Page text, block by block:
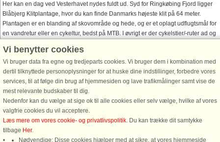
Her kan en dag ved Vesterhavet nydes fuldt ud. Syd for Ringkøbing Fjord ligger
Blåbjerg Klitplantage, hvor du kan finde Danmarks højeste klit på 64 meter.
Plantagen er en blanding af skovområde og hede, og er et oplagt udflugtsmål for
en vandretur eller en cykeltur, bedst på MTB. I øvrigt er der cykelstier/-ruter ad og
skinnecyklerne på den nedlagte jernbane.
Se ogsåSommerhuse ved Vesterhavet
Spørgsmål og svar omkring Ringkøbing Fjord
Vi har samlet nogle af de spørgsmål, som vi ofte modtager fra vores gæster.
Hvor mange sommerhuse har DanCenter ved Ringkøbing
Fjord?
Vi benytter cookies
Vi bruger data fra egne og tredjeparts cookies. Vi bruger dem i kombination med
dertil tilknyttede personoplysninger for at huske dine indstillinger, forbedre vores
services, til at følge din brug af hjemmesiden og lave trafikmålinger samt vise de
mest relevante budskaber til dig.
Nedenfor kan du vælge at sige ok til alle cookies eller selv vælge, hvilke af vores
valgfrie cookies du vil acceptere.
Læs mere om vores cookie- og privatlivspolitik. Du kan trække dit samtykke
tilbage Her.
Nødvendige: Disse cookies hjælper med at sikre, at vores hjemmeside